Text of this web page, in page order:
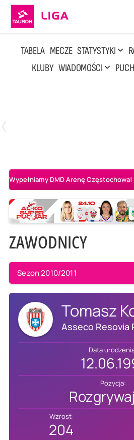
TABELA MECZE STATYSTYKI
KLUBY WIADOMOŚCI
Wypełniamy DMD Arenę
ZAWODNICY
Sezon 2010/2011
Tomasz
Asseco Resovia
Data
Pozycja:
Wzrost:
204